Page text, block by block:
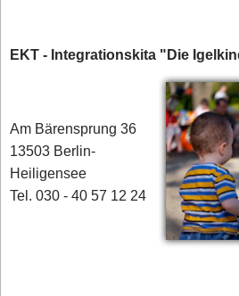
EKT - Integrationskita "Die
Am Bärensprung 36
13503 Berlin-
Heiligensee
Tel. 030 - 40 57 12 24